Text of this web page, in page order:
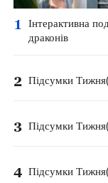
1
Інтерактивна
драконів
2 Підсумки
3 Підсумки
4 Підсумки